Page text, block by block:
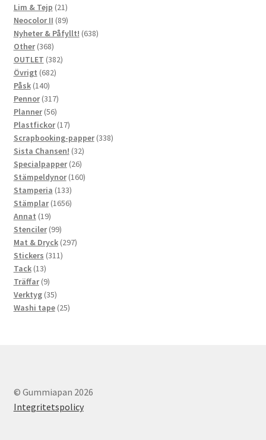
Lim & Tejp 2121
produkter
Neocolor II 8989
produkter
Nyheter & Påfyllt! 638638
Other 368368
produkter
OUTLET 382382
Övrigt 682682
Påsk 140140
produkter
Pennor 317317
produkter
Planner 5656
produkter
Plastfickor 1717
produkter
Scrapbooking-papper 338338
Sista Chansen! 3232
produkter
Specialpapper 2626
produkter
Stämpeldynor 160160
Stamperia 133133
produkter
Stämplar 16561656
Annat 1919
produkter
Stenciler 9999
produkter
Mat & Dryck 297297
Stickers 311311
Tack 1313
produkter
Träffar 99
produkter
Verktyg 3535
produkter
Washi tape 2525
© Gummiapan 2026
Integritetspolicy